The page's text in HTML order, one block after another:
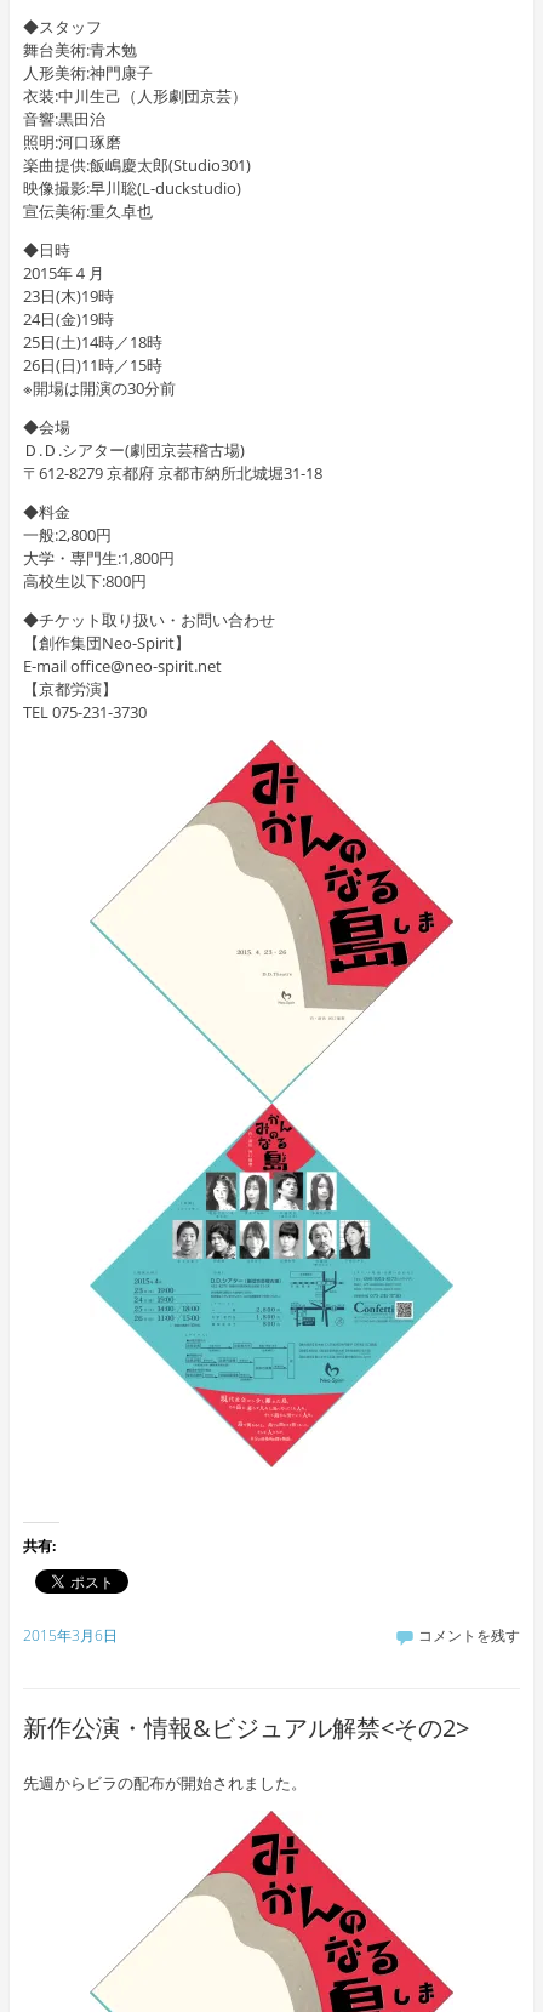
◆スタッフ
舞台美術:青木勉
人形美術:神門康子
衣装:中川生己（人形劇団京芸）
音響:黒田治
照明:河口琢磨
楽曲提供:飯嶋慶太郎(Studio301)
映像撮影:早川聡(L-duckstudio)
宣伝美術:重久卓也
◆日時
2015年４月
23日(木)19時
24日(金)19時
25日(土)14時／18時
26日(日)11時／15時
※開場は開演の30分前
◆会場
Ｄ.Ｄ.シアター(劇団京芸稽古場)
〒612-8279 京都府 京都市納所北城堀31-18
◆料金
一般:2,800円
大学・専門生:1,800円
高校生以下:800円
◆チケット取り扱い・お問い合わせ
【創作集団Neo-Spirit】
E-mail office@neo-spirit.net
【京都労演】
TEL 075-231-3730
共有:
2015年3月6日 コメントを残す
新作公演・情報&ビジュアル解禁<その2>
先週からビラの配布が開始されました。